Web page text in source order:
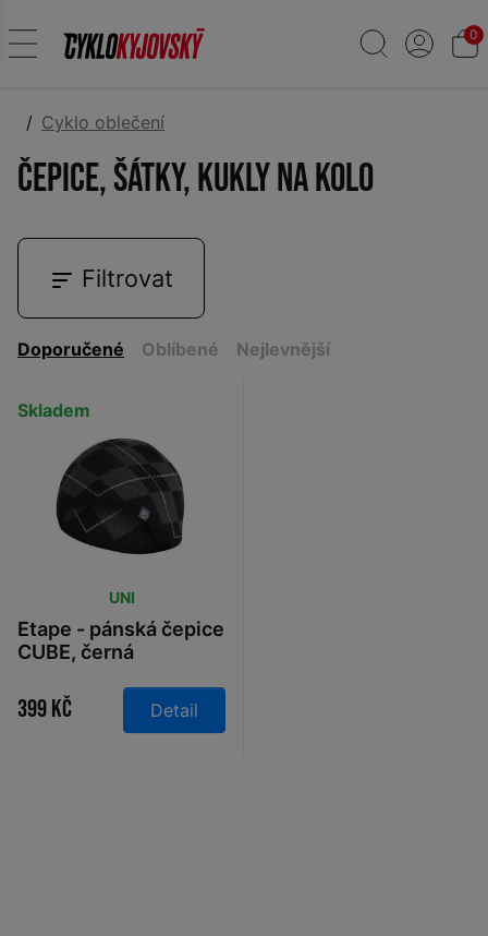
0
Cyklo oblečení
Čepice, šátky, kukly na kolo
Filtrovat
Doporučené Oblíbené Nejlevnější
Skladem
UNI
Etape - pánská čepice
CUBE, černá
399 Kč Detail